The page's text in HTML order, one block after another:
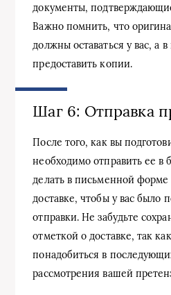
документы,
Важно помнить, что
должны оставаться у вас, а
предоставить копии.
Шаг 6: Отправка
После того, как вы
необходимо отправить ее в
делать в письменной
доставке, чтобы у вас было
отправки. Не забудьте
отметкой о доставке, так
понадобиться в
рассмотрения вашей